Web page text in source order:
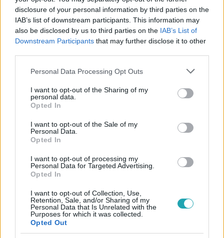
disclosure of your personal information by third parties on the
IAB’s list of downstream participants. This information may
also be disclosed by us to third parties on the IAB’s List of
Downstream Participants that may further disclose it to other
Please note that this website/app uses one or more Google
not limited to your visit or usage behaviour. You may click to
grant or deny consent to Google and its third-party tags to
use your data for below specified purposes in below Google
consent section.
Personal Data Processing Opt Outs
I want to opt-out of the Sharing of my
personal data.
Opted In
I want to opt-out of the Sale of my
Personal Data.
Opted In
I want to opt-out of processing my
Personal Data for Targeted Advertising.
Opted In
I want to opt-out of Collection, Use,
Retention, Sale, and/or Sharing of my
Personal Data that Is Unrelated with the
Purposes for which it was collected.
Opted Out
Népszerű